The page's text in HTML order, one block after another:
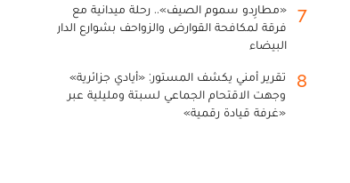
7
«مطارِدو سموم الصيف».. رحلة ميدانية مع
فرقة لمكافحة القوارض والزواحف بشوارع الدار
البيضاء
8
تقرير أمني يكشف المستور: «أيادي جزائرية»
وجهت الاقتحام الجماعي لسبتة ومليلية عبر
«غرفة قيادة رقمية»